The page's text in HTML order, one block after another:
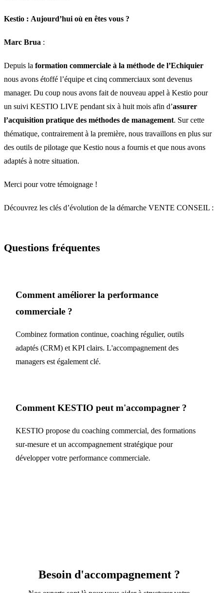
Kestio : Aujourd’hui où en êtes vous ?
Marc Brua :
Depuis la formation commerciale à la méthode de l’Echiquier
nous avons étoffé l’équipe et cinq commerciaux sont devenus
manager. Du coup nous avons fait de nouveau appel à Kestio pour
un suivi KESTIO LIVE pendant six à huit mois afin d’assurer
l’acquisition pratique des méthodes de management. Sur cette
thématique, contrairement à la première, nous travaillons en plus sur
des outils de pilotage que Kestio nous a fournis et que nous avons
adaptés à notre situation.
Merci pour votre témoignage !
Découvrez les clés d’évolution de la démarche VENTE CONSEIL :
Questions fréquentes
Comment améliorer la performance
commerciale ?
Combinez formation continue, coaching régulier, outils
adaptés (CRM) et KPI clairs. L'accompagnement des
managers est également clé.
Comment KESTIO peut m'accompagner ?
KESTIO propose du coaching commercial, des formations
sur-mesure et un accompagnement stratégique pour
développer votre performance commerciale.
Besoin d'accompagnement ?